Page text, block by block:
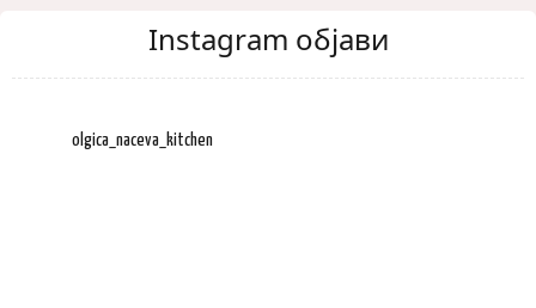
Instagram објави
olgica_naceva_kitchen